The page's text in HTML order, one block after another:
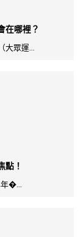
在哪裡？
大眾運...
點！
年�...